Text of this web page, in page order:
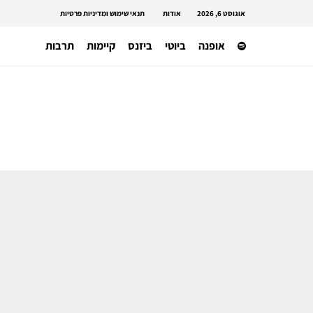
אוגוסט 6, 2026 אודות תנאי שימוש ומדיניות פרטיות
אופנה ביוטי ביזנס קיימות תרבות